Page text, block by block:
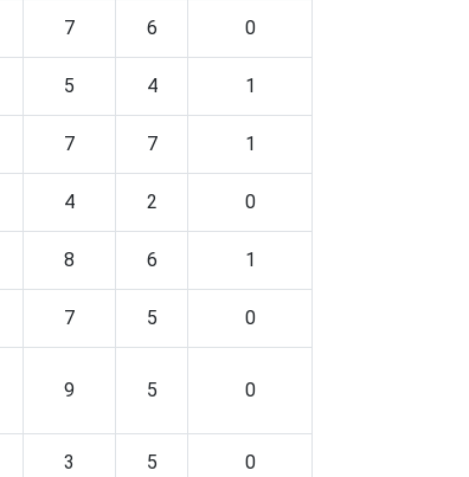
7 6 0
5 4 1
7 7 1
4 2 0
8 6 1
7 5 0
9 5 0
3 5 0